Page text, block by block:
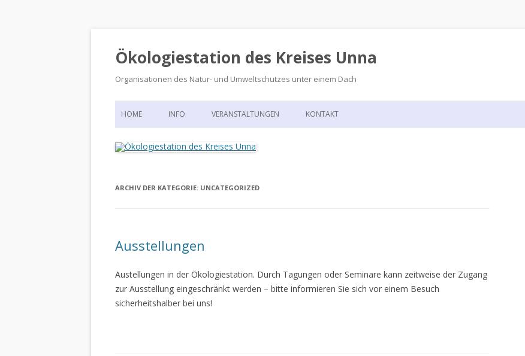
Ökologiestation des Kreises Unna
Organisationen des Natur- und Umweltschutzes unter einem Dach
Zum
HOME INFO VERANSTALTUNGEN KONTAKT
ARCHIV DER KATEGORIE: UNCATEGORIZED
Ausstellungen
Austellungen in der Ökologiestation. Durch Tagungen oder Seminare kann zeitweise der Zugang
zur Ausstellung eingeschränkt werden – bitte informieren Sie sich vor einem Besuch
sicherheitshalber bei uns!